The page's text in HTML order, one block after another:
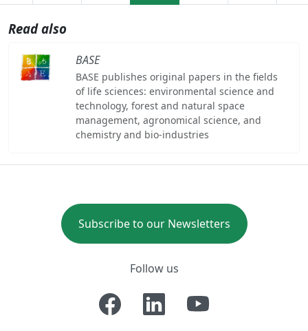
Read also
BASE
BASE publishes original papers in the fields
of life sciences: environmental science and
technology, forest and natural space
management, agronomical science, and
chemistry and bio-industries
Subscribe to our Newsletters
Follow us